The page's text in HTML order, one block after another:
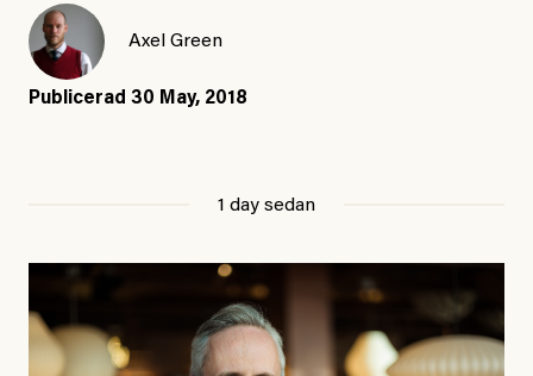
Axel Green
Publicerad 30 May, 2018
1 day sedan